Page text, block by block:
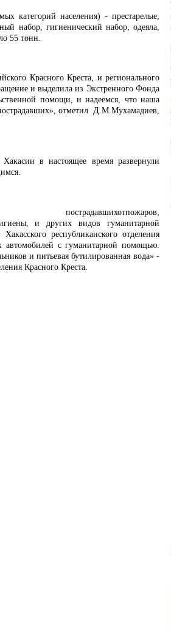
категорий населения) - престарелые,
набор, гигиенический набор, одеяла,
55 тонн.
Красного Креста, и регионального
и выделила из Экстренного Фонда
помощи, и надеемся, что наша
отметил Д.М.Мухамадиев,
в настоящее время развернули
пострадавшихотпожаров,
и других видов гуманитарной
республиканского отделения
автомобилей с гуманитарной помощью.
и питьевая бутилированная вода» -
Красного Креста.